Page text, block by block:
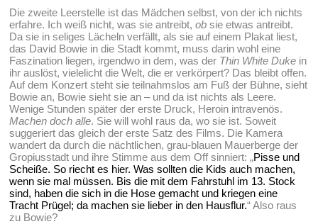
Die zweite Leerstelle ist das Mädchen selbst, von der ich nichts
erfahre. Ich weiß nicht, was sie antreibt,ob sie etwas antreibt.
Da sie in seliges Lächeln verfällt, als sie auf einem Plakat liest,
das David Bowie in die Stadt kommt, muss darin wohl eine
Faszination liegen, irgendwo in dem, was der Thin White Duke in
ihr auslöst, vielelicht die Welt, die er verkörpert? Das bleibt offen.
Auf dem Konzert steht sie teilnahmslos am Fuß der Bühne, sieht
Bowie an, Bowie sieht sie an – und da ist nichts als Leere.
Wenige Stunden später der erste Druck, Heroin intravenös.
Machen doch alle. Sie will wohl raus da, wo sie ist. Soweit
suggeriert das gleich der erste Satz des Films. Die Kamera
wandert da durch die nächtlichen, grau-blauen Mauerberge der
Gropiusstadt und ihre Stimme aus dem Off sinniert: „Pisse und
Scheiße. So riecht es hier. Was sollten die Kids auch machen,
wenn sie mal müssen. Bis die mit dem Fahrstuhl im 13. Stock
sind, haben die sich in die Hose gemacht und kriegen eine
Tracht Prügel; da machen sie lieber in den Hausflur.“ Also raus
zu Bowie?